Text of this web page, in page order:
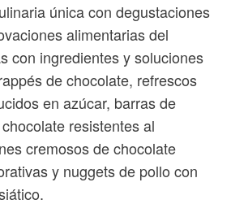
única con degustaciones
alimentarias del
con ingredientes y soluciones
de chocolate, refrescos
en azúcar, barras de
resistentes al
cremosos de chocolate
y nuggets de pollo con